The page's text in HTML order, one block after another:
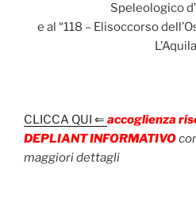
Speleologico
e al “118 – Elisoccorso
CLICCA QUI ⇐ accoglienza
DEPLIANT INFORMATIVO
maggiori dettagli